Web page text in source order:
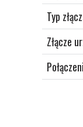
Typ
Złącze